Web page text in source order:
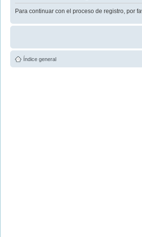
Para continuar con el proceso de registro, por
Índice general